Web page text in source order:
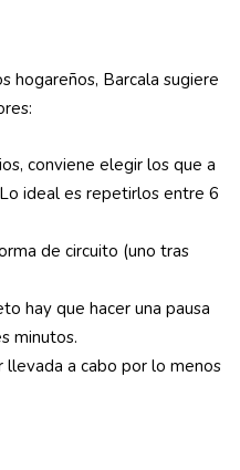
hogareños, Barcala sugiere
conviene elegir los que a
ideal es repetirlos entre 6
de circuito (uno tras
hay que hacer una pausa
minutos.
a cabo por lo menos